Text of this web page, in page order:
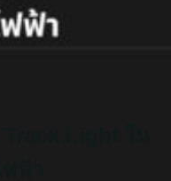
Light ใน